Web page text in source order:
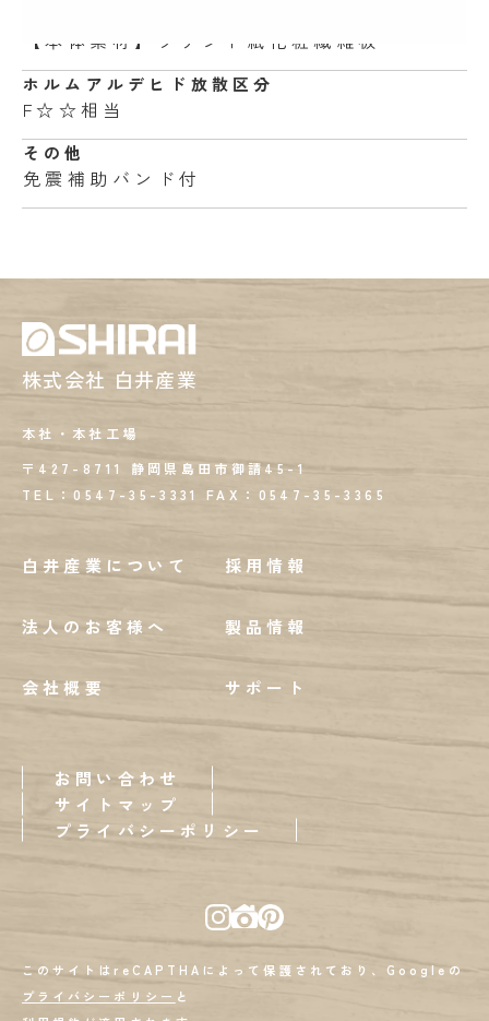
【本体素材】プリント紙化粧繊維板
ホルムアルデヒド 放散区分
F☆☆相当
その他
免震補助バンド付
株式会社 白井産業
本社・本社工場
〒427-8711 静岡県島田市御請45-1
TEL：0547-35-3331
FAX： 0547-35-3365
白井産業について
法人のお客様へ
会社概要
採用情報
製品情報
サポート
お問い合わせ
サイトマップ
プライバシーポリシー
このサイトはreCAPTHAによって保護されており、Googleの
プライバシーポリシー と